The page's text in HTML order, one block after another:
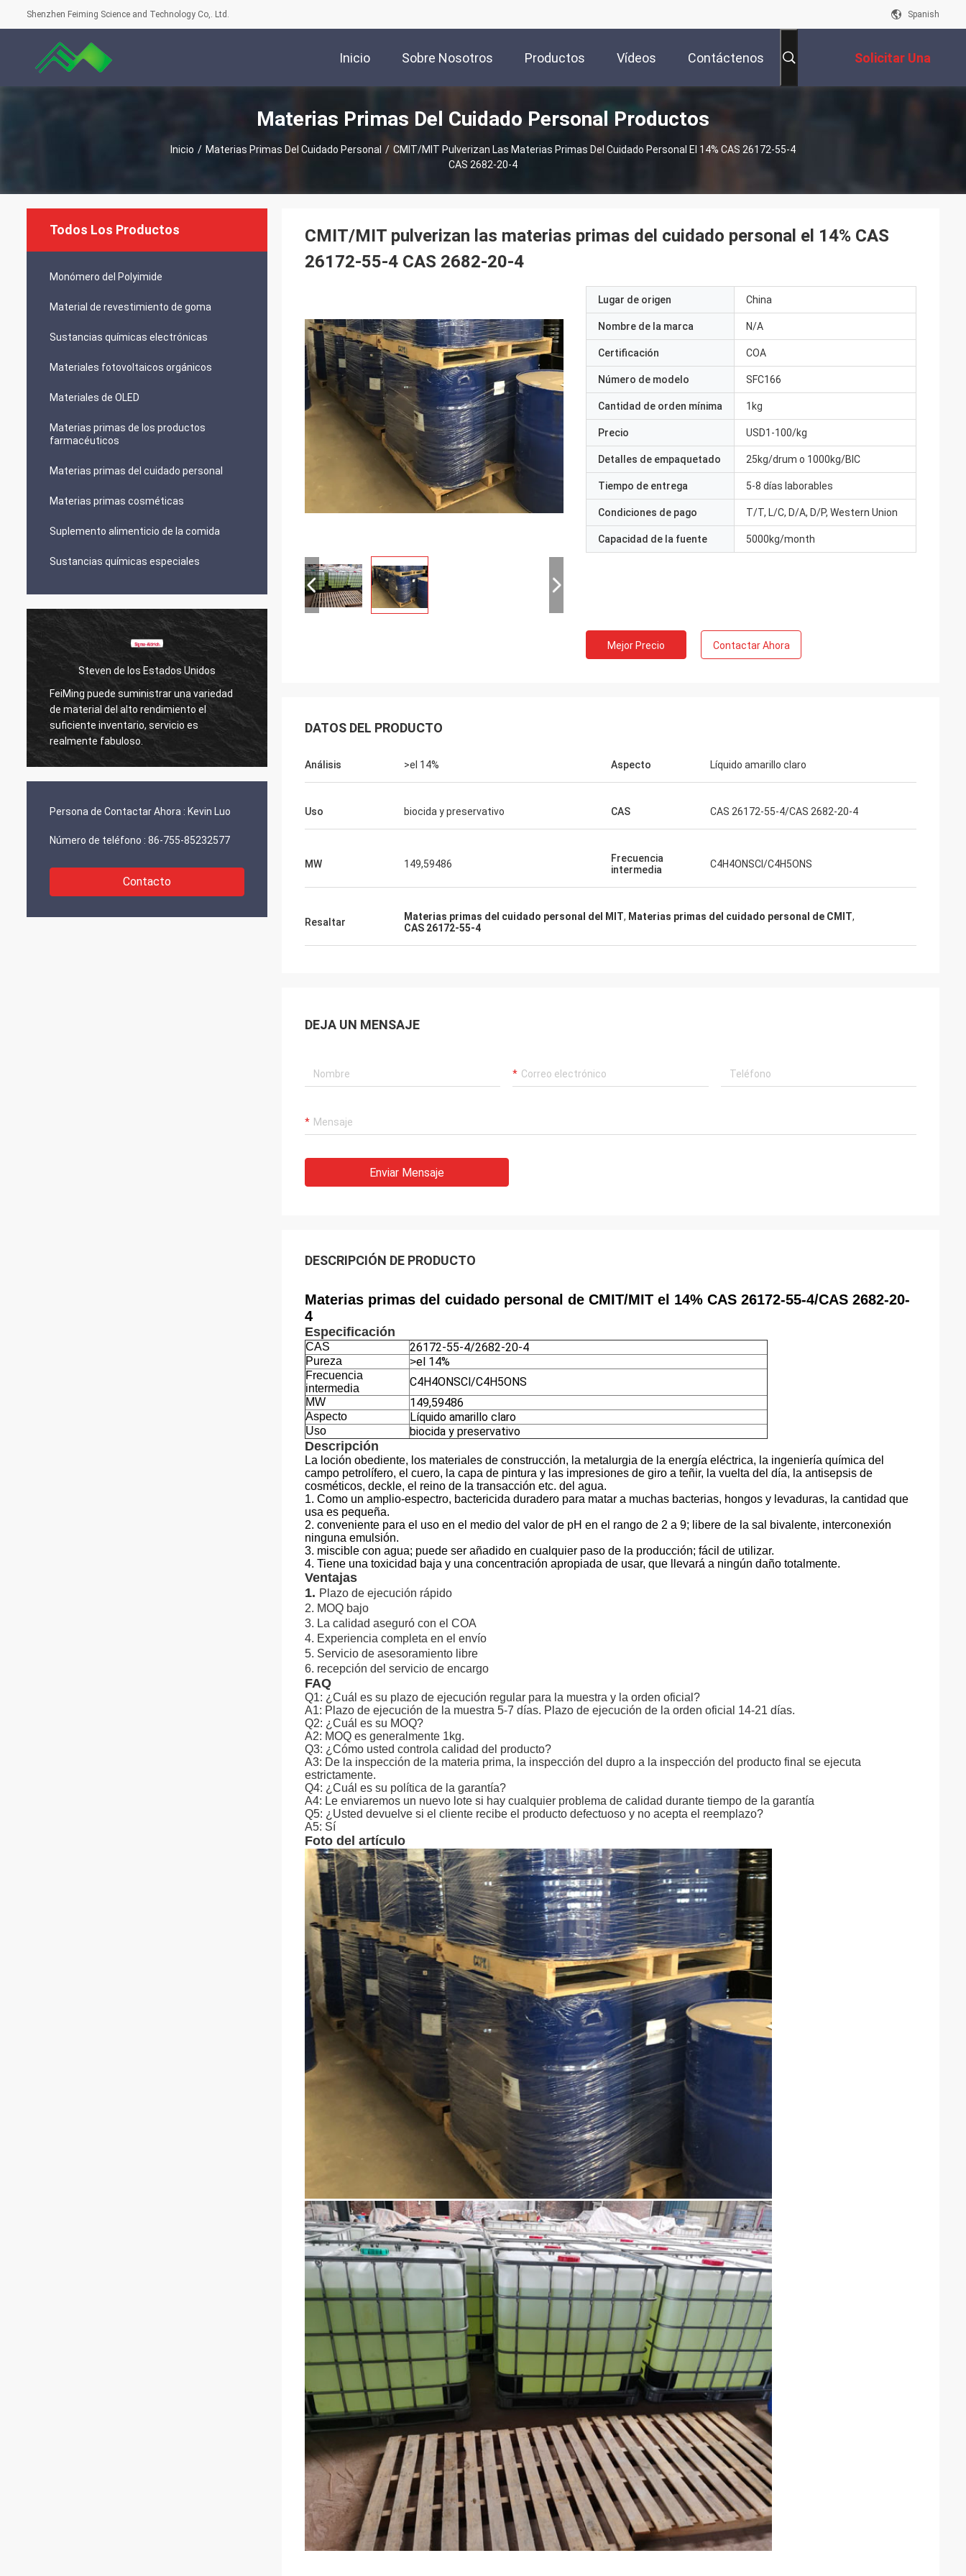
Shenzhen Feiming Science and Technology Co,. Ltd. Spanish
Inicio Sobre Nosotros Productos Vídeos Contáctenos Solicitar Una
Cotización
Materias Primas Del Cuidado Personal Productos
Inicio / Materias Primas Del Cuidado Personal / CMIT/MIT Pulverizan Las Materias Primas Del Cuidado Personal El 14% CAS 26172-55-4
CAS 2682-20-4
Todos Los Productos
Monómero del Polyimide
Material de revestimiento de goma
Sustancias químicas electrónicas
Materiales fotovoltaicos orgánicos
Materiales de OLED
Materias primas de los productos
farmacéuticos
Materias primas del cuidado personal
Materias primas cosméticas
Suplemento alimenticio de la comida
Sustancias químicas especiales
Estados Unidos
una variedad
rendimiento el
servicio es
Kurt de Suiza
Todo está bien y la gente está trabajando
en ello. Cuando tenga alguna noticia la
compartiré directamente con ustedes.
profesional en la consulta, modificando
Persona de Contactar Ahora : Kevin Luo
Número de teléfono : 86-755-85232577
Contacto
CMIT/MIT pulverizan las materias primas del cuidado personal el 14% CAS
26172-55-4 CAS 2682-20-4
Lugar de origen China
Nombre de la marca N/A
Certificación COA
Número de modelo SFC166
Cantidad de orden mínima 1kg
Precio USD1-100/kg
Detalles de empaquetado 25kg/drum o 1000kg/BIC
Tiempo de entrega 5-8 días laborables
Condiciones de pago T/T, L/C, D/A, D/P, Western Union
Capacidad de la fuente 5000kg/month
Mejor Precio Contactar Ahora
DATOS DEL PRODUCTO
Análisis >el 14% Aspecto Líquido amarillo claro
Uso biocida y preservativo CAS CAS 26172-55-4/CAS 2682-20-4
MW 149,59486
Frecuencia
intermedia
C4H4ONSCl/C4H5ONS
Resaltar Materias primas del cuidado personal del MIT, Materias primas del cuidado personal de CMIT,
CAS 26172-55-4
DEJA UN MENSAJE
Enviar Mensaje
DESCRIPCIÓN DE PRODUCTO
Materias primas del cuidado personal de CMIT/MIT el 14% CAS 26172-55-4/CAS 2682-20-
4
Especificación
CAS 26172-55-4/2682-20-4
Pureza >el 14%
Frecuencia
intermedia
C4H4ONSCl/C4H5ONS
MW 149,59486
Aspecto Líquido amarillo claro
Uso biocida y preservativo
Descripción
La loción obediente, los materiales de construcción, la metalurgia de la energía eléctrica, la ingeniería química del
campo petrolífero, el cuero, la capa de pintura y las impresiones de giro a teñir, la vuelta del día, la antisepsis de
cosméticos, deckle, el reino de la transacción etc. del agua.
1. Como un amplio-espectro, bactericida duradero para matar a muchas bacterias, hongos y levaduras, la cantidad que
usa es pequeña.
2. conveniente para el uso en el medio del valor de pH en el rango de 2 a 9; libere de la sal bivalente, interconexión
ninguna emulsión.
3. miscible con agua; puede ser añadido en cualquier paso de la producción; fácil de utilizar.
4. Tiene una toxicidad baja y una concentración apropiada de usar, que llevará a ningún daño totalmente.
Ventajas
1. Plazo de ejecución rápido
2. MOQ bajo
3. La calidad aseguró con el COA
4. Experiencia completa en el envío
5. Servicio de asesoramiento libre
6. recepción del servicio de encargo
FAQ
Q1: ¿Cuál es su plazo de ejecución regular para la muestra y la orden oficial?
A1: Plazo de ejecución de la muestra 5-7 días. Plazo de ejecución de la orden oficial 14-21 días.
Q2: ¿Cuál es su MOQ?
A2: MOQ es generalmente 1kg.
Q3: ¿Cómo usted controla calidad del producto?
A3: De la inspección de la materia prima, la inspección del dupro a la inspección del producto final se ejecuta
estrictamente.
Q4: ¿Cuál es su política de la garantía?
A4: Le enviaremos un nuevo lote si hay cualquier problema de calidad durante tiempo de la garantía
Q5: ¿Usted devuelve si el cliente recibe el producto defectuoso y no acepta el reemplazo?
A5: Sí
Foto del artículo